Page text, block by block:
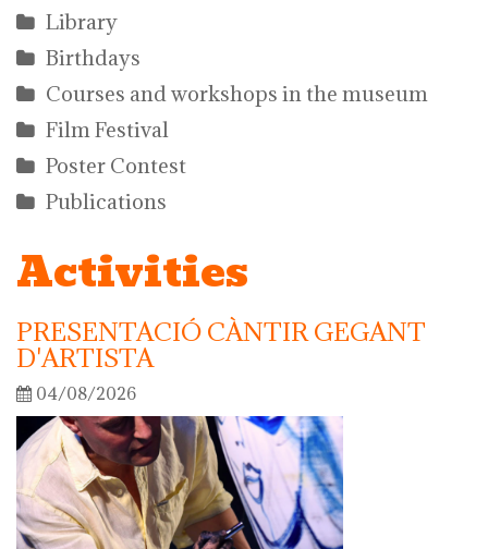
Library
Birthdays
Courses and workshops in the museum
Film Festival
Poster Contest
Publications
Activities
PRESENTACIÓ CÀNTIR GEGANT
D'ARTISTA
04/08/2026